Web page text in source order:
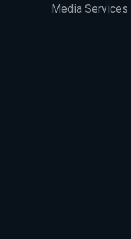
Media Services